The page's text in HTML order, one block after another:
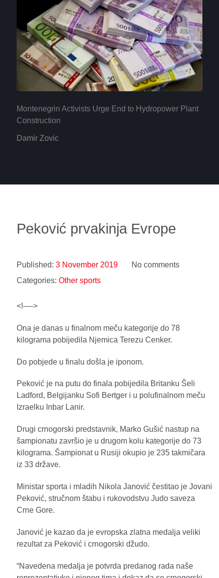
Montenegrin Activists Urge End to Hydropower Plant
Construction
Damir Zovic
Peković prvakinja Evrope
Published: 3 November 2019
No comments
Categories: Other sports
<!—->
Ona je danas u finalnom meču kategorije do 78
kilograma pobijedila Njemica Terezu Cenker.
Do pobjede u finalu došla je iponom.
Peković je na putu do finala pobijedila Britanku Šeli
Ladford, Belgijanku Sofi Bertger i u polufinalnom meču
Izraelku Inbar Lanir.
Drugi crnogorski predstavnik, Marko Gušić nastup na
šampionatu završio je u drugom kolu kategorije do 73
kilograma. Šampionat u Rusiji okupio je 235 takmičara
iz 33 države.
Ministar sporta i mladih Nikola Janović čestitao je Jovani
Peković, stručnom štabu i rukovodstvu Judo saveza
Crne Gore.
Janović je kazao da je evropska zlatna medalja veliki
rezultat za Peković i crnogorski džudo.
“Navedena medalja je potvrda predanog rada naše